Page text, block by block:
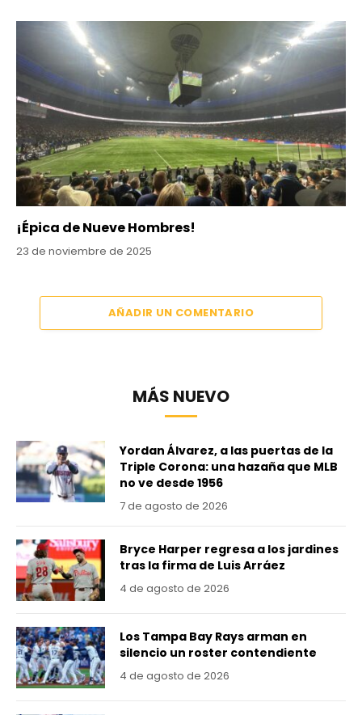
¡Épica de Nueve Hombres!
23 de noviembre de 2025
AÑADIR UN COMENTARIO
MÁS NUEVO
Yordan Álvarez, a las puertas de la
Triple Corona: una hazaña que MLB
no ve desde 1956
7 de agosto de 2026
Bryce Harper regresa a los jardines
tras la firma de Luis Arráez
4 de agosto de 2026
Los Tampa Bay Rays arman en
silencio un roster contendiente
4 de agosto de 2026